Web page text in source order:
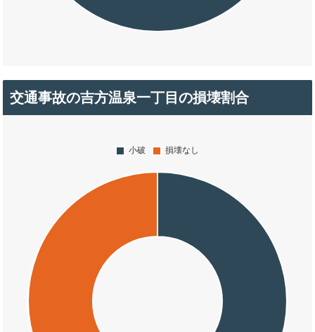
交通事故の吉方温泉一丁目の損壊割合